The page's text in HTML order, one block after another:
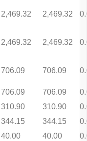
2,469.32 2,469.32
2,469.32 2,469.32
706.09 706.09
706.09 706.09
310.90 310.90
344.15 344.15
40.00 40.00